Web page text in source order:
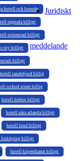
hotell och boende
uppsala billigt
strömstad billigt
city billigt
billigt
hotell sandefjord billig
oxford street billig
hotell örebro billigt
hotell nära arlanda billigt
hotell lund billigt
linköping billigt
hotell köpenhamn billigt
Juridiskt
meddelande